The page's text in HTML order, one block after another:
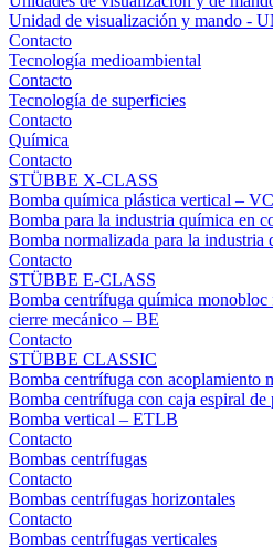
Unidad de visualización y mando -
Contacto
Tecnología medioambiental
Contacto
Tecnología de superficies
Contacto
Química
Contacto
STÜBBE X-CLASS
Bomba química plástica vertical –
Bomba para la industria química en
Bomba normalizada para la
Contacto
STÜBBE E-CLASS
Bomba centrífuga química monobloc
cierre mecánico – BE
Contacto
STÜBBE CLASSIC
Bomba centrífuga con acoplamiento
Bomba centrífuga con caja espiral
Bomba vertical – ETLB
Contacto
Bombas centrífugas
Contacto
Bombas centrífugas horizontales
Contacto
Bombas centrífugas verticales